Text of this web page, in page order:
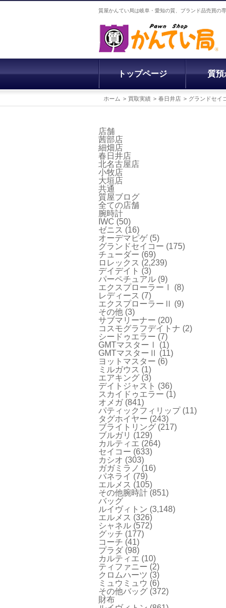
質屋かんてい局は岐阜・愛知の質、ブランド品売買の
トップページ 質預
ホーム 買取実績 春日井店 グランドセイ
店舗
茜部店
細畑店
春日井店
北名古屋店
小牧店
大垣店
共通
質屋ブログ
全ての店舗
腕時計
IWC (50)
ゼニス (16)
オーデマピゲ(5)
グランドセイコー (175)
チューダー (69)
ロレックス (2,239)
デイデイト (3)
パーペチュアル (9)
エクスプローラーⅠ
(8)
レディース (7)
エクスプローラーⅡ (9)
その他 (3)
サブマリーナー (20)
コスモグラフデイトナ (2)
シードゥエラー (7)
GMTマスターⅠ
(1)
GMTマスターⅡ (11)
ヨットマスター (6)
ミルガウス (1)
エアキング (3)
デイトジャスト (36)
スカイドゥエラー (1)
オメガ(841)
パティックフィリップ(11)
タグホイヤー (243)
ブライトリング (217)
ブルガリ (129)
カルティエ (264)
セイコー (633)
カシオ (303)
ガガミラノ (16)
パネライ (79)
エルメス (105)
その他腕時計 (851)
バッグ
ルイヴィトン (3,148)
エルメス (326)
シャネル (572)
グッチ (177)
コーチ (41)
プラダ (98)
カルティエ (10)
ティファニー (2)
クロムハーツ (3)
ミュウミュウ (6)
その他バッグ (372)
財布